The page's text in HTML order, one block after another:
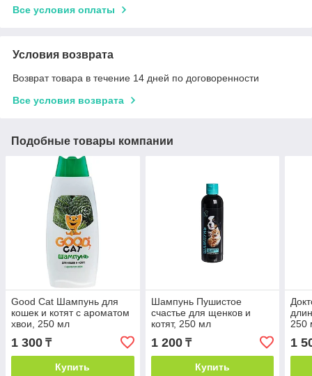
Все условия оплаты
Условия возврата
Возврат товара в течение 14 дней по договоренности
Все условия возврата
Подобные товары компании
Good Cat Шампунь для
кошек и котят с ароматом
хвои, 250 мл
1 300 ₸
Купить
Шампунь Пушистое
счастье для щенков и
котят, 250 мл
1 200₸
Купить
250
1